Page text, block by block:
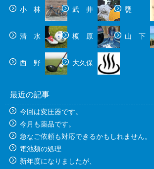
小 林 武 井 甕
清 水 榎 原 山 下
西 野 大久保
最近の記事
今回は変圧器です。
今月も薬品です。
急なご依頼も対応できるかもしれません。
電池類の処理
新年度になりましたが、